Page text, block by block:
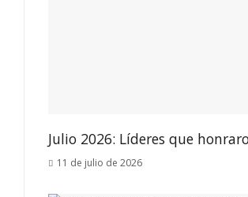
Julio 2026: Líderes que
11 de julio de 2026